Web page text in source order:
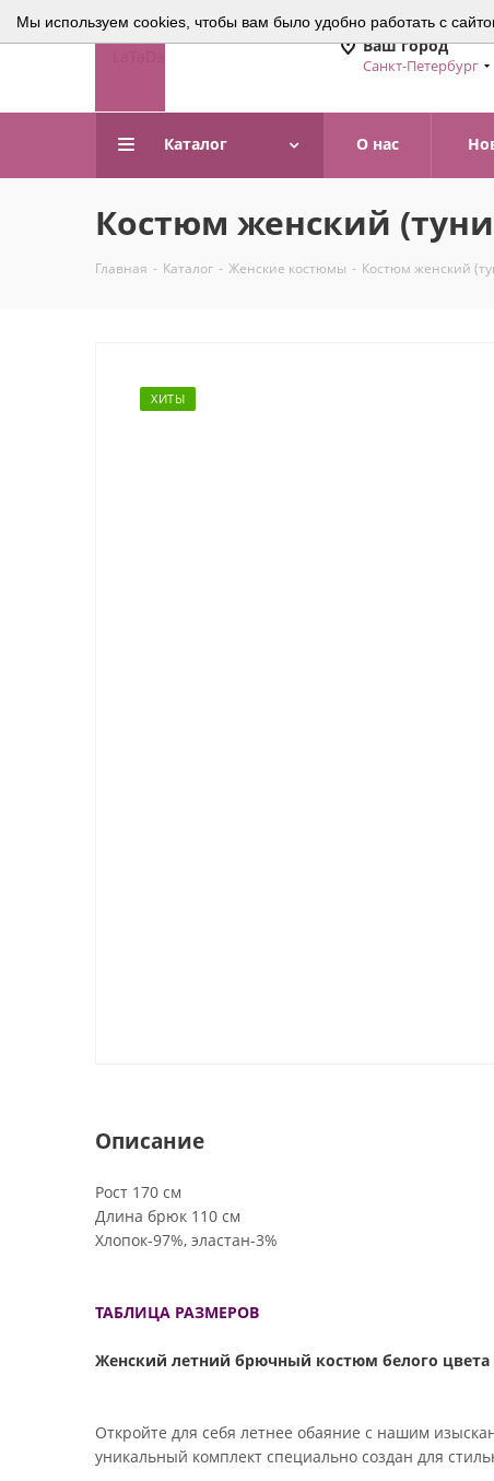
Мы используем cookies, чтобы вам было удобно работать с
Ваш город
Санкт-Петербург
Каталог О нас
Костюм женский
Главная - Каталог - Женские костюмы - Костюм женский
ХИТЫ
Описание
Рост 170 см
Длина брюк 110 см
Хлопок-97%, эластан-3%
ТАБЛИЦА РАЗМЕРОВ
Женский летний брючный костюм белого цвета
Откройте для себя летнее обаяние с нашим
уникальный комплект специально создан для